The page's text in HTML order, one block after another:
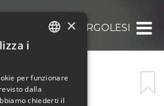
MATER DI G.B. PERGOLESI
DI G.B.
×
i
per funzionare
dalla
chiederti il